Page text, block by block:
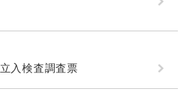
入検査調査票